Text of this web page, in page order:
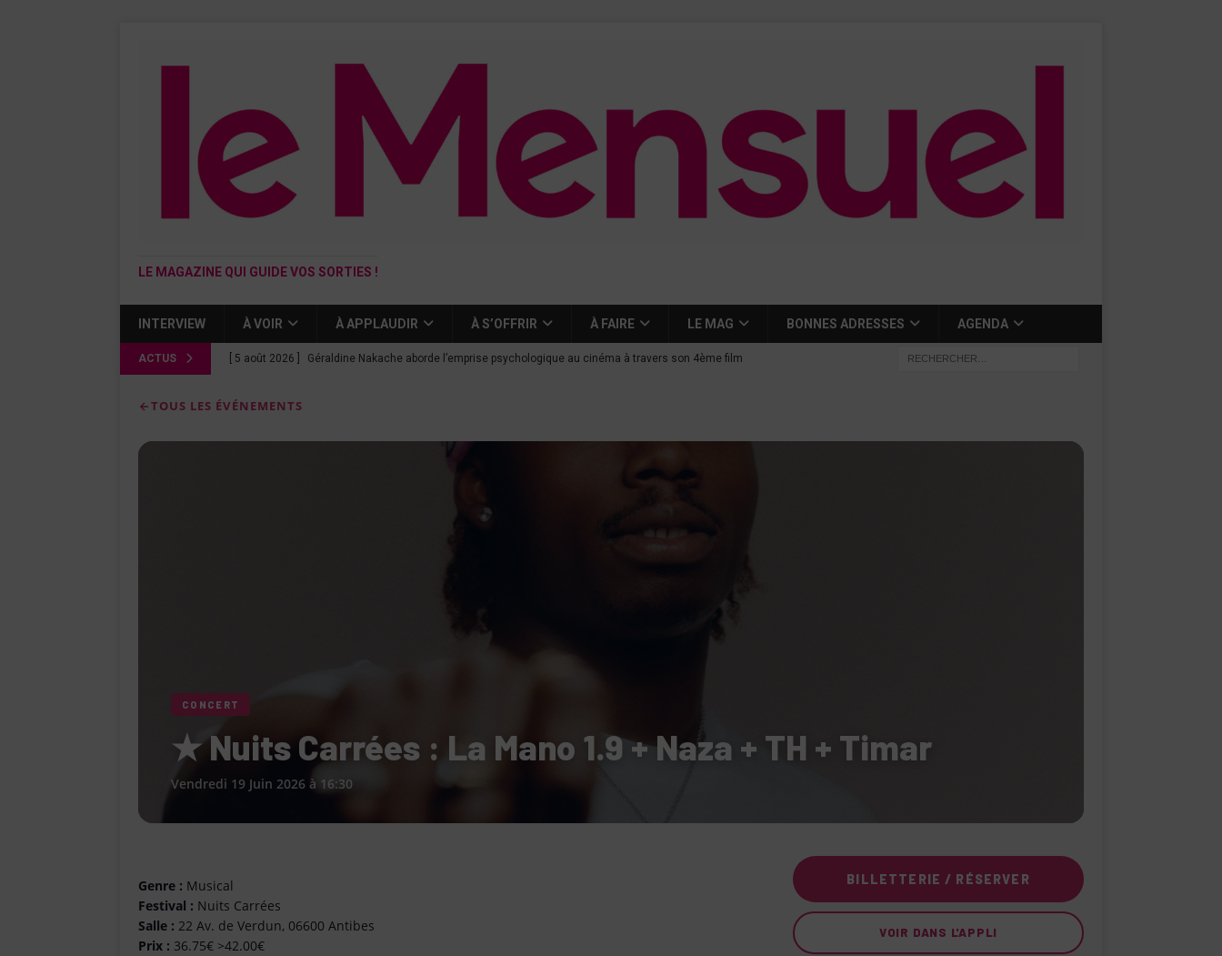
LE MAGAZINE QUI GUIDE VOS SORTIES !
INTERVIEW À VOIR À APPLAUDIR À S’OFFRIR À FAIRE LE MAG BONNES ADRESSES AGENDA
ACTUS [ 5 août 2026 ] Géraldine Nakache aborde l’emprise psychologique au cinéma à travers son 4ème film
Le restaurant Miamici de Nice au cœur de l’hôtel Holiday Inn mise sur le charme, la
TOUS LES ÉVÉNEMENTS
CONCERT
★ Nuits Carrées : La Mano 1.9 + Naza + TH + Timar
Vendredi 19 Juin 2026 à 16:30
Genre : Musical
Festival : Nuits Carrées
Salle : 22 Av. de Verdun, 06600 Antibes
Prix : 36.75€ >42.00€
BILLETTERIE / RÉSERVER
VOIR DANS L'APPLI